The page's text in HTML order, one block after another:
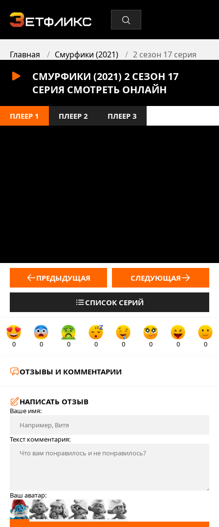
Главная Смурфики (2021) 2 сезон 17 серия
СМУРФИКИ (2021) 2 СЕЗОН 17
СЕРИЯ СМОТРЕТЬ ОНЛАЙН
ПЛЕЕР 1 ПЛЕЕР 2 ПЛЕЕР 3
ПРЕДЫДУЩАЯ
СПИСОК СЕРИЙ
СЛЕДУЮЩАЯ
0 0 0 0 0 0 0 0
ОТЗЫВЫ И КОММЕНТАРИИ
НАПИСАТЬ ОТЗЫВ
Ваше имя:
Текст комментария:
Ваш аватар: